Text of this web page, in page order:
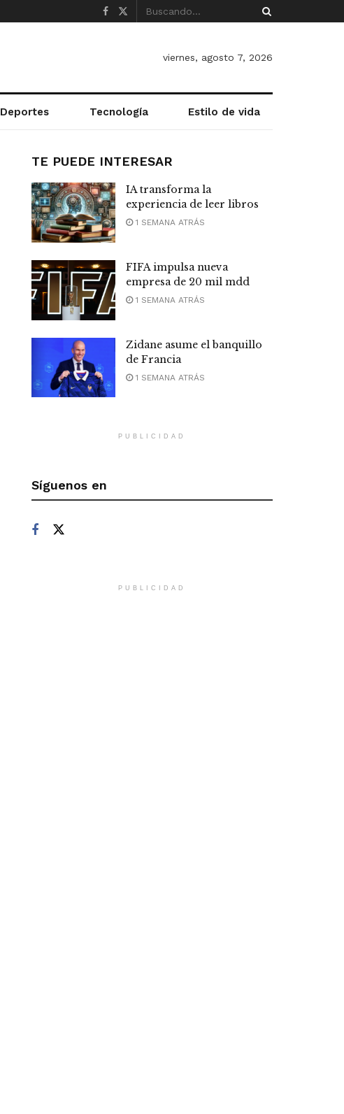
viernes, agosto 7, 2026
Deportes Tecnología Estilo de vida
TE PUEDE INTERESAR
IA transforma la
experiencia de leer libros
1 SEMANA ATRÁS
FIFA impulsa nueva
empresa de 20 mil mdd
1 SEMANA ATRÁS
Zidane asume el banquillo
de Francia
1 SEMANA ATRÁS
PUBLICIDAD
Síguenos en
PUBLICIDAD